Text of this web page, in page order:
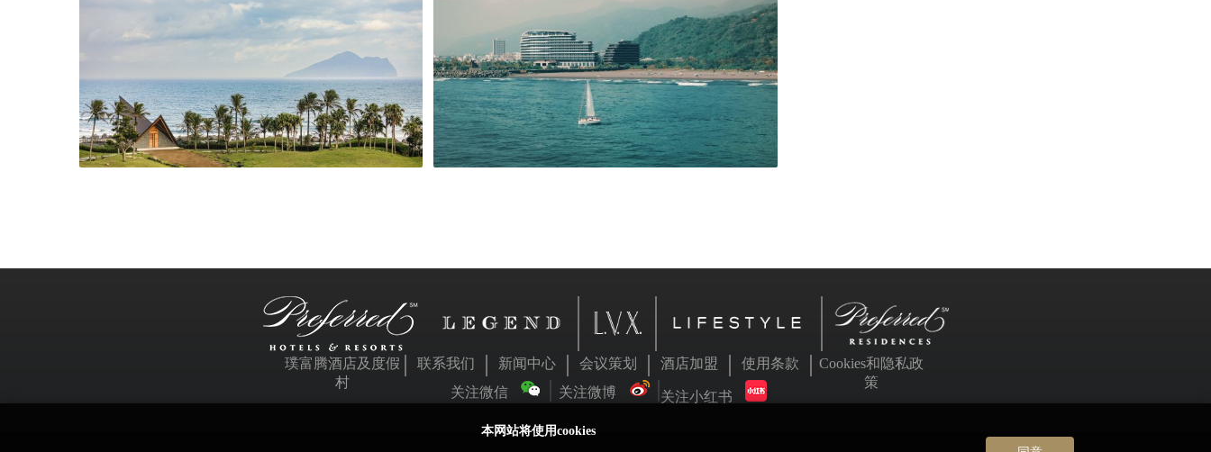
本网站将使用cookies
璞富腾酒店及度假
村
联系我们 新闻中心 会议策划 酒店加盟 使用条款
Cookies和隐私政
策
关注微信 关注微博 关注小红书